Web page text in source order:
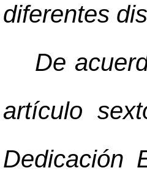
diferentes
De
artículo
Dedicación